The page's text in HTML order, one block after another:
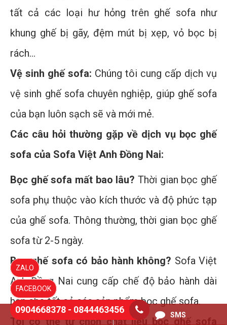
tất cả các loại hư hỏng trên ghế sofa như
khung ghế bị gãy, đệm mút bị xẹp, vỏ bọc bị
rách...
Vệ sinh ghế sofa: Chúng tôi cung cấp dịch vụ
vệ sinh ghế sofa chuyên nghiệp, giúp ghế sofa
của bạn luôn sạch sẽ và mới mẻ.
Các câu hỏi thường gặp về dịch vụ bọc ghế
sofa của Sofa Việt Anh Đồng Nai:
Bọc ghế sofa mất bao lâu? Thời gian bọc ghế
sofa phụ thuộc vào kích thước và độ phức tạp
của ghế sofa. Thông thường, thời gian bọc ghế
sofa từ 2-5 ngày.
Bọc ghế sofa có bảo hành không? Sofa Việt
Anh Đồng Nai cung cấp chế độ bảo hành dài
hạn cho tất cả các sản phẩm bọc ghế sofa.
Tôi có thể tự chọn chất liệu bọc ghế sofa
0844463456 SMS
ZALO
FACEBOOK
0904668378 - 0844463456